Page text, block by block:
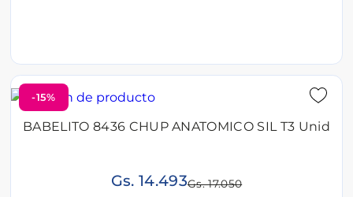
-15%
BABELITO 8436 CHUP ANATOMICO SIL T3 Unid
Gs. 14.493Gs. 17.050